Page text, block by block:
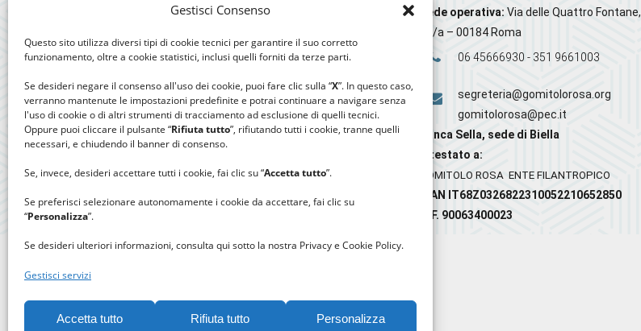
Gestisci Consenso
Questo sito utilizza diversi tipi di cookie tecnici per garantire il suo corretto
funzionamento, oltre a cookie statistici, inclusi quelli forniti da terze parti.
Se desideri negare il consenso all'uso dei cookie, puoi fare clic sulla “X”. In questo caso,
verranno mantenute le impostazioni predefinite e potrai continuare a navigare senza
l'uso di cookie o di altri strumenti di tracciamento ad esclusione di quelli tecnici.
Oppure puoi cliccare il pulsante “Rifiuta tutto”, rifiutando tutti i cookie, tranne quelli
necessari, e chiudendo il banner di consenso.
Se, invece, desideri accettare tutti i cookie, fai clic su “Accetta tutto”.
Se preferisci selezionare autonomamente i cookie da accettare, fai clic su
“Personalizza”.
Se desideri ulteriori informazioni, consulta qui sotto la nostra Privacy e Cookie Policy.
Gestisci servizi
Accetta tutto Rifiuta tutto Personalizza
Sede operativa: Via delle Quattro Fontane,
20/a – 00184 Roma
06 45666930 - 351 9661003
segreteria@gomitolorosa.org
gomitolorosa@pec.it
Banca Sella, sede di Biella
Intestato a:
GOMITOLO ROSA ENTE FILANTROPICO
IBAN IT68Z0326822310052210652850
C.F. 90063400023